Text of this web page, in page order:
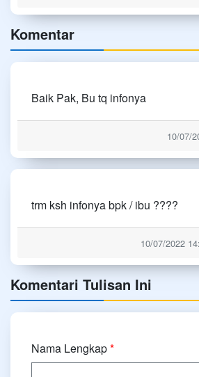
Komentar
Baik Pak, Bu tq infonya
10/07/
trm ksh infonya bpk / ibu ????
10/07/2022
Komentari Tulisan Ini
Nama Lengkap*